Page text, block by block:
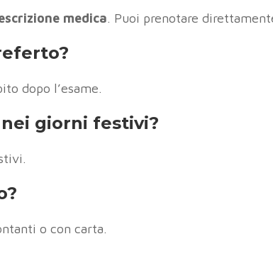
medica. Puoi prenotare
dopo l’esame.
giorni festivi?
o con carta.